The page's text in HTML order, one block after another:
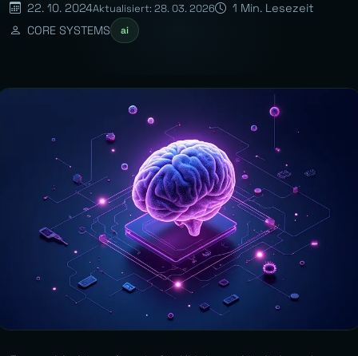
22. 10. 2024Aktualisiert: 28. 03. 2026
1 Min. Lesezeit
CORE SYSTEMS
ai